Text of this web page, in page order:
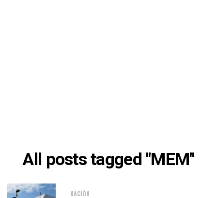
All posts tagged "MEM"
NACIÓN